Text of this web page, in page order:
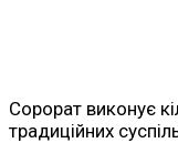
Сорорат виконує
традиційних